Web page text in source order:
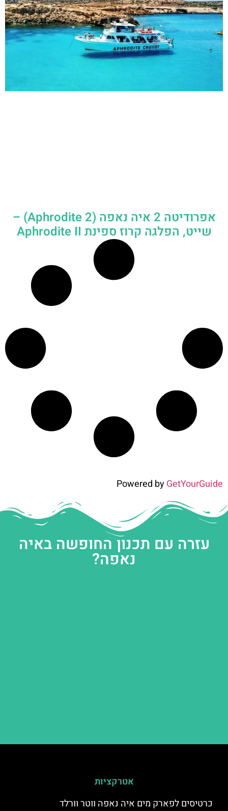
אפרודיטה 2 איה נאפה (Aphrodite 2) –
שייט, הפלגה קרוז ספינת Aphrodite II
Powered byGetYourGuide
עזרה עם תכנון החופשה באיה
נאפה?
אטרקציות
כרטיסים לפארק מים איה נאפה ווטר וורלד